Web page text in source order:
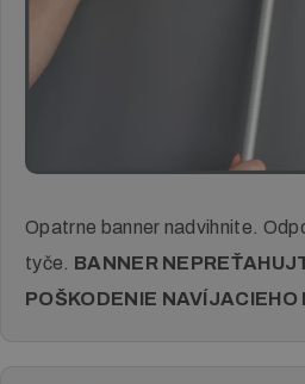
Opatrne banner nadvihnite.
tyče. BANNER
POŠKODENIE NAVÍJACIEHO